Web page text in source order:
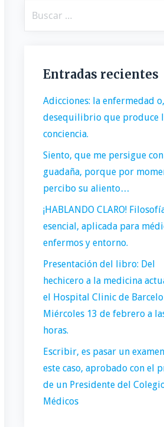
Entradas recientes
Adicciones: la enfermedad
desequilibrio que produce
conciencia.
Siento, que me persigue
guadaña, porque por
percibo su aliento…
¡HABLANDO CLARO!
esencial, aplicada para
enfermos y entorno.
Presentación del libro: Del
hechicero a la medicina
el Hospital Clinic de
Miércoles 13 de febrero a
horas.
Escribir, es pasar un
este caso, aprobado con el
de un Presidente del
Médicos